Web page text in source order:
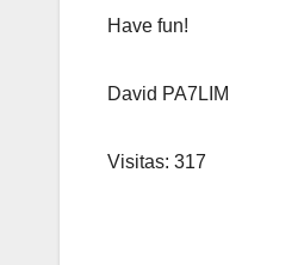
Have fun!
David PA7LIM
Visitas: 317